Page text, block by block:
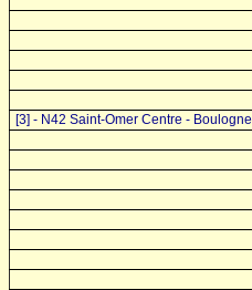
[3] - N42 Saint-Omer Centre - Boulogne